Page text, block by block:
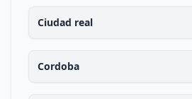
Ciudad real
Cordoba